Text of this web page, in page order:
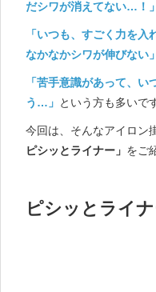
だシワが消えてない…！」
「いつも、すごく力を入
なかなかシワが伸びない」
「苦手意識があって、
う…」 という方も多いで
今回は、そんなアイロン
ピシッとライナー」 をご
ピシッとライ